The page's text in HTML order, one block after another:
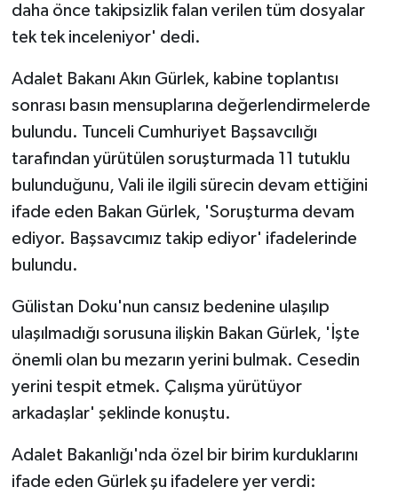
daha önce takipsizlik falan verilen tüm dosyalar
tek tek inceleniyor' dedi.
Adalet Bakanı Akın Gürlek, kabine toplantısı
sonrası basın mensuplarına değerlendirmelerde
bulundu. Tunceli Cumhuriyet Başsavcılığı
tarafından yürütülen soruşturmada 11 tutuklu
bulunduğunu, Vali ile ilgili sürecin devam ettiğini
ifade eden Bakan Gürlek, 'Soruşturma devam
ediyor. Başsavcımız takip ediyor' ifadelerinde
bulundu.
Gülistan Doku'nun cansız bedenine ulaşılıp
ulaşılmadığı sorusuna ilişkin Bakan Gürlek, 'İşte
önemli olan bu mezarın yerini bulmak. Cesedin
yerini tespit etmek. Çalışma yürütüyor
arkadaşlar' şeklinde konuştu.
Adalet Bakanlığı'nda özel bir birim kurduklarını
ifade eden Gürlek şu ifadelere yer verdi: